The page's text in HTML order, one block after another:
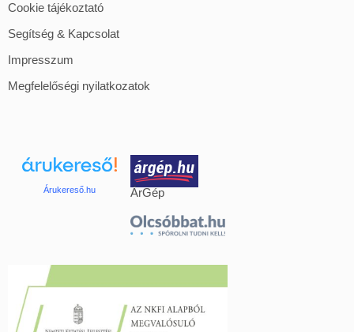
Cookie tájékoztató
Segítség & Kapcsolat
Impresszum
Megfelelőségi nyilatkozatok
Árukereső.hu ÁrGép